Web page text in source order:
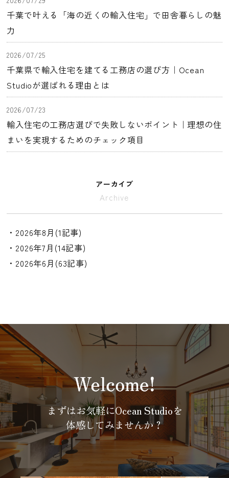
千葉で叶える「海の近くの輸入住宅」で田舎暮らしの魅
力
2026/07/25
千葉県で輸入住宅を建てる工務店の選び方｜Ocean
Studioが選ばれる理由とは
2026/07/23
輸入住宅の工務店選びで失敗しないポイント｜理想の住
まいを実現するためのチェック項目
アーカイブ
Archive
・2026年8月(1記事)
・2026年7月(14記事)
・2026年6月(63記事)
まずはお気軽にOcean Studioを
体感してみませんか？